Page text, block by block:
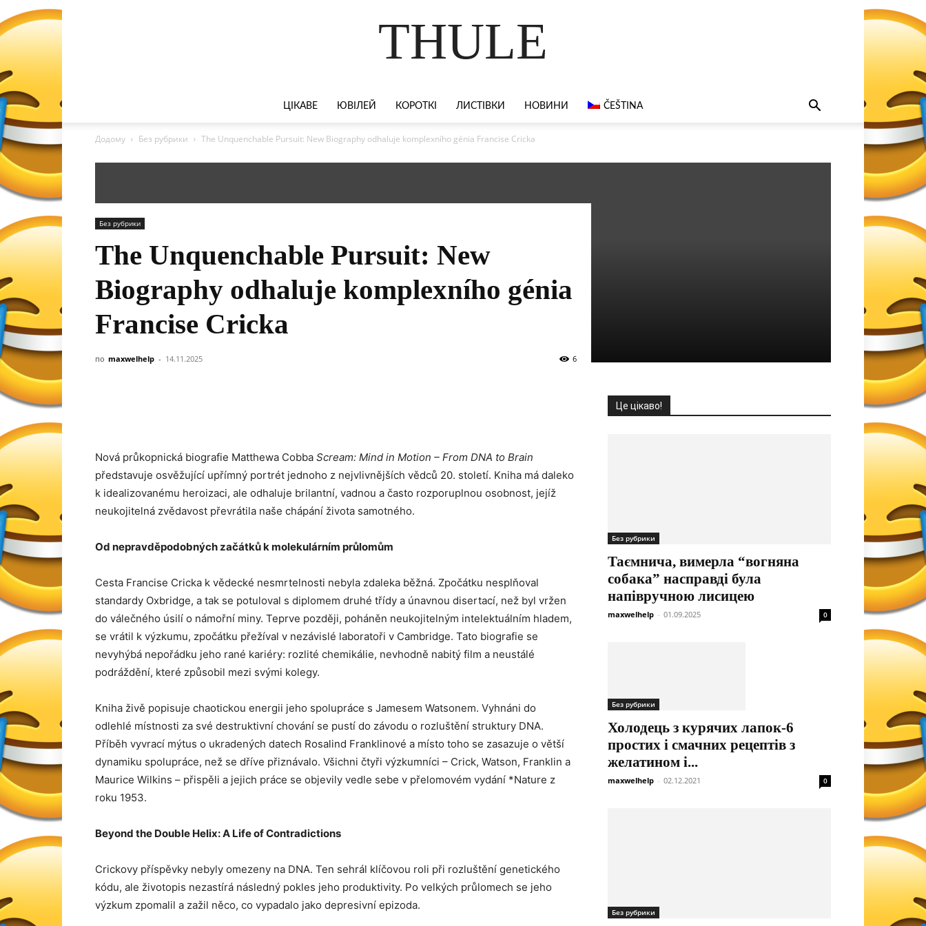
THULE
ЦІКАВЕ ЮВІЛЕЙ КОРОТКІ ЛИСТІВКИ НОВИНИ ČEŠTINA
Додому Без рубрики The Unquenchable Pursuit: New Biography odhaluje komplexního génia Francise Cricka
Без рубрики
The Unquenchable Pursuit: New
Biography odhaluje komplexního génia
Francise Cricka
по maxwelhelp - 14.11.2025 6
Nová průkopnická biografie Matthewa Cobba Scream: Mind in Motion – From DNA to Brain
představuje osvěžující upřímný portrét jednoho z nejvlivnějších vědců 20. století. Kniha má daleko
k idealizovanému heroizaci, ale odhaluje brilantní, vadnou a často rozporuplnou osobnost, jejíž
neukojitelná zvědavost převrátila naše chápání života samotného.
Od nepravděpodobných začátků k molekulárním průlomům
Cesta Francise Cricka k vědecké nesmrtelnosti nebyla zdaleka běžná. Zpočátku nesplňoval
standardy Oxbridge, a tak se potuloval s diplomem druhé třídy a únavnou disertací, než byl vržen
do válečného úsilí o námořní miny. Teprve později, poháněn neukojitelným intelektuálním hladem,
se vrátil k výzkumu, zpočátku přežíval v nezávislé laboratoři v Cambridge. Tato biografie se
nevyhýbá nepořádku jeho rané kariéry: rozlité chemikálie, nevhodně nabitý film a neustálé
podráždění, které způsobil mezi svými kolegy.
Kniha živě popisuje chaotickou energii jeho spolupráce s Jamesem Watsonem. Vyhnáni do
odlehlé místnosti za své destruktivní chování se pustí do závodu o rozluštění struktury DNA.
Příběh vyvrací mýtus o ukradených datech Rosalind Franklinové a místo toho se zasazuje o větší
dynamiku spolupráce, než se dříve přiznávalo. Všichni čtyři výzkumníci – Crick, Watson, Franklin a
Maurice Wilkins – přispěli a jejich práce se objevily vedle sebe v přelomovém vydání *Nature z
roku 1953.
Beyond the Double Helix: A Life of Contradictions
Crickovy příspěvky nebyly omezeny na DNA. Ten sehrál klíčovou roli při rozluštění genetického
kódu, ale životopis nezastírá následný pokles jeho produktivity. Po velkých průlomech se jeho
výzkum zpomalil a zažil něco, co vypadalo jako depresivní epizoda.
Це цікаво!
Без рубрики
Таємнича, вимерла “вогняна
собака” насправді була
напівручною лисицею
maxwelhelp - 01.09.2025 0
Без рубрики
Холодець з курячих лапок-6
простих і смачних рецептів з
желатином і...
maxwelhelp - 02.12.2021 0
Без рубрики